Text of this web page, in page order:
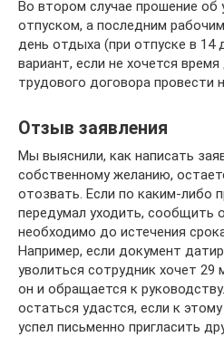
Во втором случае прошение об
отпуском, а последним
день отдыха (при отпуске в 14
вариант, если не хочется
трудового договора провести
Отзыв заявления
Мы выяснили, как написать
собственному желанию,
отозвать. Если по каким-либо
передумал уходить, сообщить
необходимо до истечения
Например, если документ
уволиться сотрудник хочет
он и обращается к
остаться удастся, если к
успел письменно пригласить